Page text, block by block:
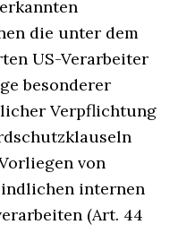
die unter dem
US-Verarbeiter
besonderer
Verpflichtung
von
internen
(Art. 44